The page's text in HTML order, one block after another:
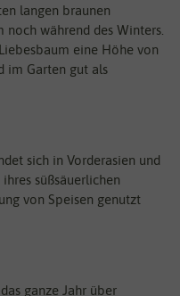
langen braunen
während des Winters.
eine Höhe von
im Garten gut als
sich in Vorderasien und
süßsäuerlichen
von Speisen genutzt
ganze Jahr über